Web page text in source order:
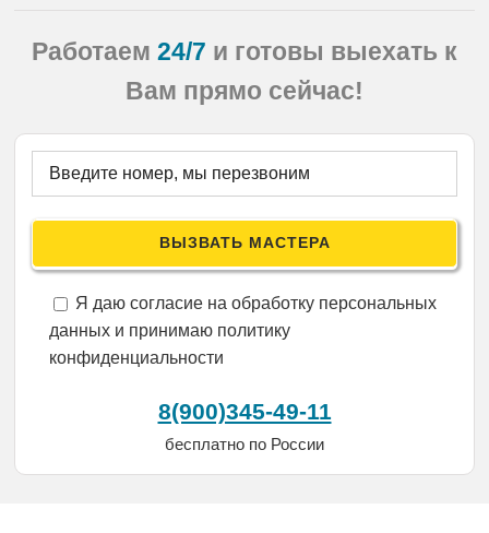
Работаем 24/7 и готовы выехать к
Вам прямо сейчас!
Я даю согласие на обработку персональных
данных и принимаю политику
конфиденциальности
8(900)345-49-11
бесплатно по России